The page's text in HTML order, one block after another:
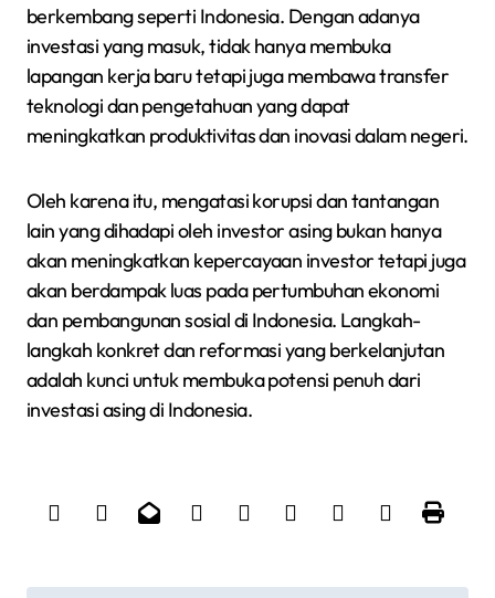
berkembang seperti Indonesia. Dengan adanya
investasi yang masuk, tidak hanya membuka
lapangan kerja baru tetapi juga membawa transfer
teknologi dan pengetahuan yang dapat
meningkatkan produktivitas dan inovasi dalam negeri.
Oleh karena itu, mengatasi korupsi dan tantangan
lain yang dihadapi oleh investor asing bukan hanya
akan meningkatkan kepercayaan investor tetapi juga
akan berdampak luas pada pertumbuhan ekonomi
dan pembangunan sosial di Indonesia. Langkah-
langkah konkret dan reformasi yang berkelanjutan
adalah kunci untuk membuka potensi penuh dari
investasi asing di Indonesia.